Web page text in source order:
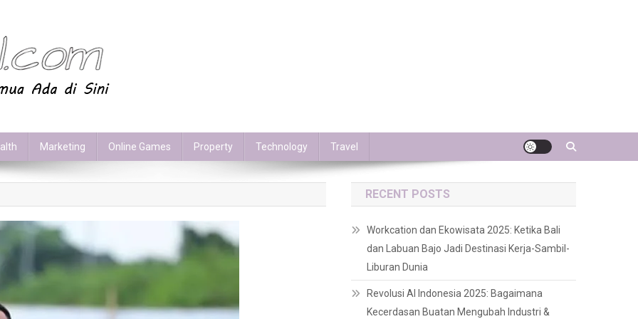
Marketing Online Games Property Technology Travel
RECENT POSTS
Workcation dan Ekowisata 2025: Ketika Bali
dan Labuan Bajo Jadi Destinasi Kerja-Sambil-
Liburan Dunia
Revolusi AI Indonesia 2025: Bagaimana
Kecerdasan Buatan Mengubah Industri &